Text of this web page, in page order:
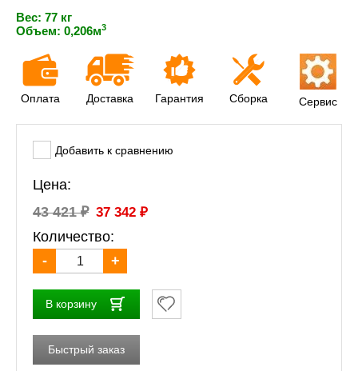
Вес: 77 кг
Объем: 0,206м3
Оплата Доставка Гарантия Сборка Сервис
Добавить к сравнению
Цена:
43 421₽ 37 342 ₽
Количество:
-
+
В корзину
Быстрый заказ